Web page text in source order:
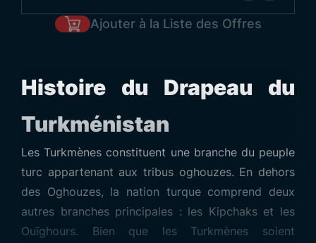
Ajouter à la Liste des Offres
Histoire du Drapeau du
Turkménistan
Les Turkmènes constituent une branche du peuple
turc appartenant aux tribus oghouzes. En dehors
des Oghouzes, la nation turque comprend deux
autres branches principales : les Kipchaks et les
Ouïghours. Bien que les Turkmènes soient